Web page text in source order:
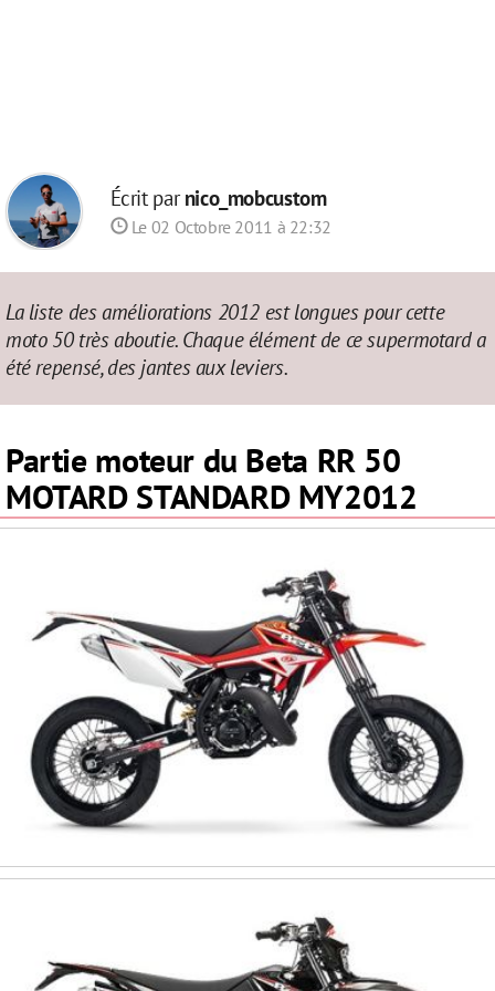
Écrit parnico_mobcustom
Le 02 Octobre 2011 à 22:32
La liste des améliorations 2012 est longues pour cette
moto 50 très aboutie. Chaque élément de ce supermotard a
été repensé, des jantes aux leviers.
Partie moteur du Beta RR 50
MOTARD STANDARD MY2012